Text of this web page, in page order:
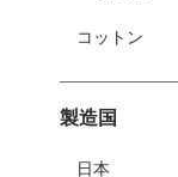
コットン
製造国
日本